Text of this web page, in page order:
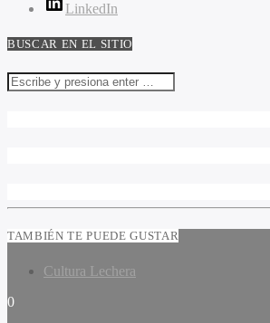
LinkedIn
BUSCAR EN EL SITIO
TAMBIÉN TE PUEDE GUSTAR
Cultura Lechera
0